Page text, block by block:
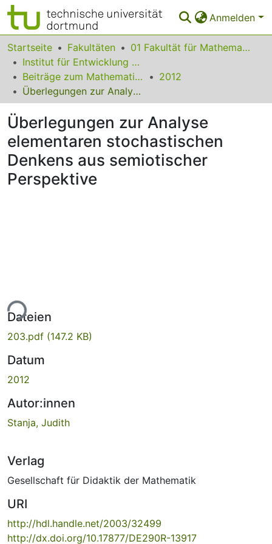
Anmelden
Bereiche & Sammlungen
Das gesamte Repositorium
Statistiken
FAQ
Leitlinien
Zurück zur Startseite
Startseite Fakultäten
01 Fakultät für Mathematik
Institut für Entwicklung und Erforschung des Mathematikunterrichts
Beiträge zum Mathematikunterricht
2012
Überlegungen zur Analyse elementaren stochastischen Denkens aus semiotischer Perspektive
Überlegungen zur Analyse
elementaren stochastischen
Denkens aus semiotischer
Perspektive
Dateien
203.pdf (147.2 KB)
Datum
2012
Autor:innen
Stanja, Judith
Verlag
Gesellschaft für Didaktik der Mathematik
URI
http://hdl.handle.net/2003/32499
http://dx.doi.org/10.17877/DE290R-13917